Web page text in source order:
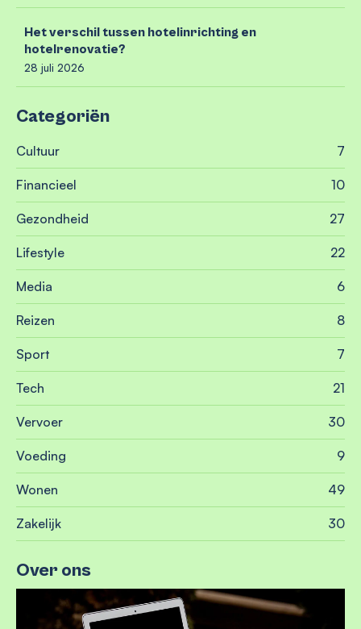
Het verschil tussen hotelinrichting en
hotelrenovatie?
28 juli 2026
Categoriën
Cultuur 7
Financieel 10
Gezondheid 27
Lifestyle 22
Media 6
Reizen 8
Sport 7
Tech 21
Vervoer 30
Voeding 9
Wonen 49
Zakelijk 30
Over ons